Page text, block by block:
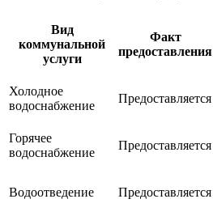
Вид
коммунальной
услуги
Факт
предоставления
Холодное
водоснабжение
Предоставляется
Горячее
водоснабжение
Предоставляется
Водоотведение Предоставляется